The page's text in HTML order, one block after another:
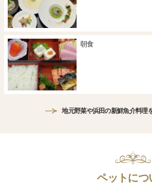
朝食
地元野菜や浜田の新鮮魚介料理
ペットにつ